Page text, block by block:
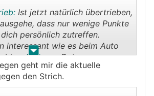
dir zuhört wie du über
. .
Ist jetzt natürlich übertrieben,
dass nur wenige Punkte
persönlich zutreffen.
interessant wie es beim Auto
ist wenn Daten
während es beim
anderen Bereichen keine Sau
geht mir die aktuelle
den Strich.